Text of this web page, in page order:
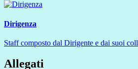
Dirigenza
Staff composto dal Dirigente e dai suoi
Allegati